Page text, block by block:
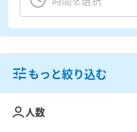
もっと絞り込む
人数